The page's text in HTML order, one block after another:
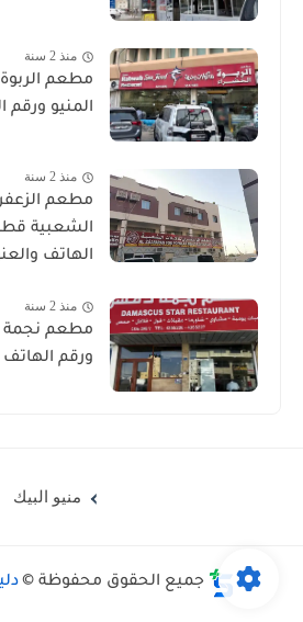
منذ 2 سنة
مطعم الربوة
المنيو ورقم
منذ 2 سنة
مطعم
الشعبية
الهاتف
منذ 2 سنة
مطعم نجمة
ورقم الهاتف
منيو البيك
جميع الحقوق محفوظة ©